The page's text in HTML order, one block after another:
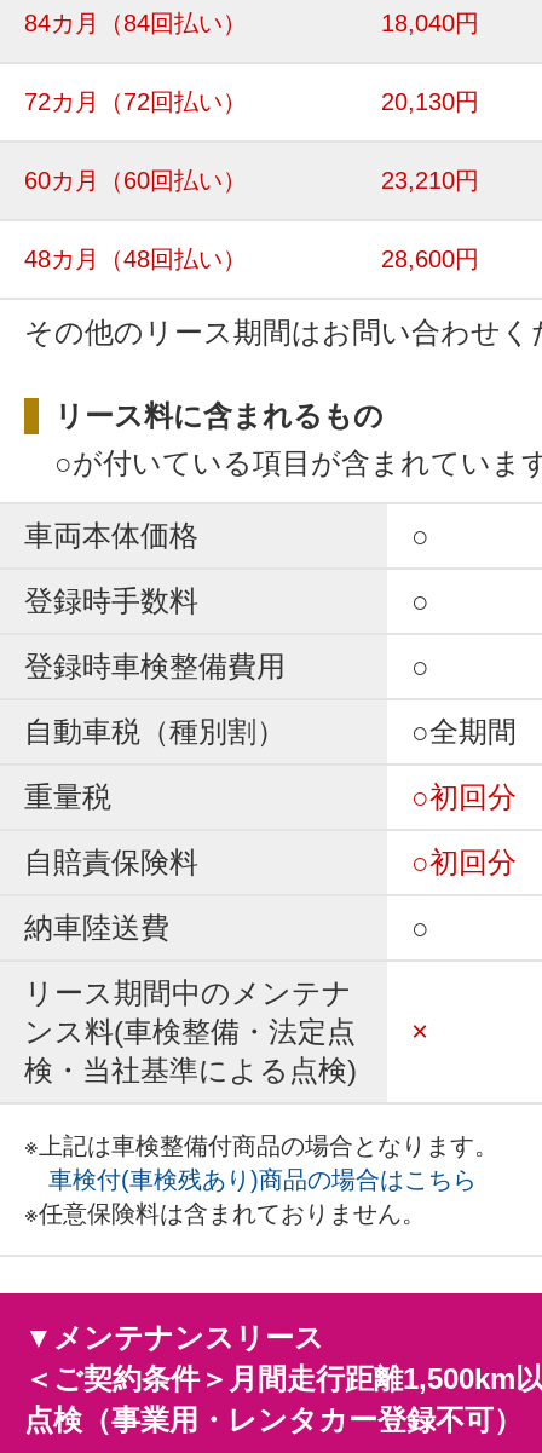
84カ月 （84回払い） 18,040円
72カ月 （72回払い） 20,130円
60カ月 （60回払い） 23,210円
48カ月 （48回払い） 28,600円
その他のリース期間はお問い合わせく
リース料に含まれるもの
○が付いている項目が含まれていま
車両本体価格
○
登録時手数料
○
登録時車検整備費用
○
自動車税（種別割）
○全期間
重量税
○初回分
自賠責保険料
○初回分
納車陸送費
○
リース期間中のメンテナ
ンス料(車検整備・法定点
検・当社基準による点検)
×
※上記は車検整備付商品の場合となります。
車検付(車検残あり)商品の場合はこちら
※任意保険料は含まれておりません。
▼メンテナンスリース
＜ご契約条件＞月間走行距離1,500km
点検（事業用・レンタカー登録不可）